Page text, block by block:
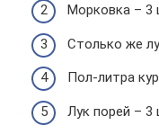
Морковка – 3
Столько же
Пол-литра
Лук порей – 3